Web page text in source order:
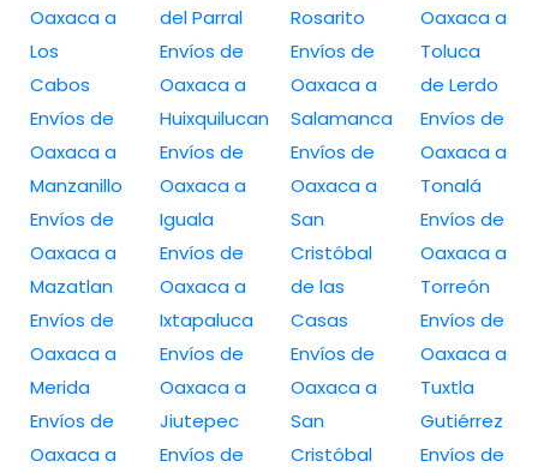
Oaxaca a
Los
Cabos
Envíos de
Oaxaca a
Manzanillo
Envíos de
Oaxaca a
Mazatlan
Envíos de
Oaxaca a
Merida
Envíos de
Oaxaca a
del Parral
Envíos de
Oaxaca a
Huixquilucan
Envíos de
Oaxaca a
Iguala
Envíos de
Oaxaca a
Ixtapaluca
Envíos de
Oaxaca a
Jiutepec
Envíos de
Rosarito
Envíos de
Oaxaca a
Salamanca
Envíos de
Oaxaca a
San
Cristóbal
de las
Casas
Envíos de
Oaxaca a
San
Cristóbal
Oaxaca a
Toluca
de Lerdo
Envíos de
Oaxaca a
Tonalá
Envíos de
Oaxaca a
Torreón
Envíos de
Oaxaca a
Tuxtla
Gutiérrez
Envíos de